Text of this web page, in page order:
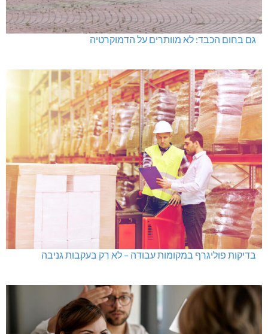
גם בחום הכבד: לא מוותרים על הדמוקרטיה
בדיקות פוליגרף במקומות עבודה – לא רק בעקבות גניבה